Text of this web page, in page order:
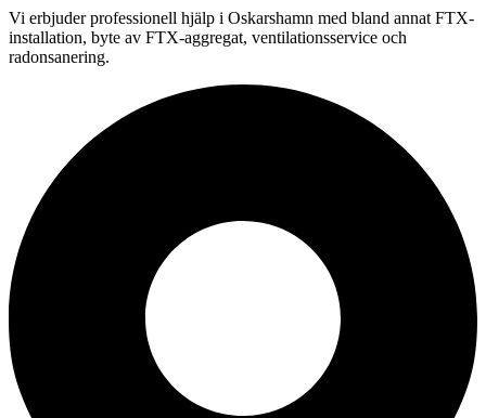
Vi erbjuder professionell hjälp i Oskarshamn med bland annat FTX-
installation, byte av FTX-aggregat, ventilationsservice och
radonsanering.